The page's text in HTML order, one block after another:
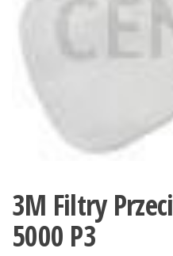
3M Filtry
5000 P3